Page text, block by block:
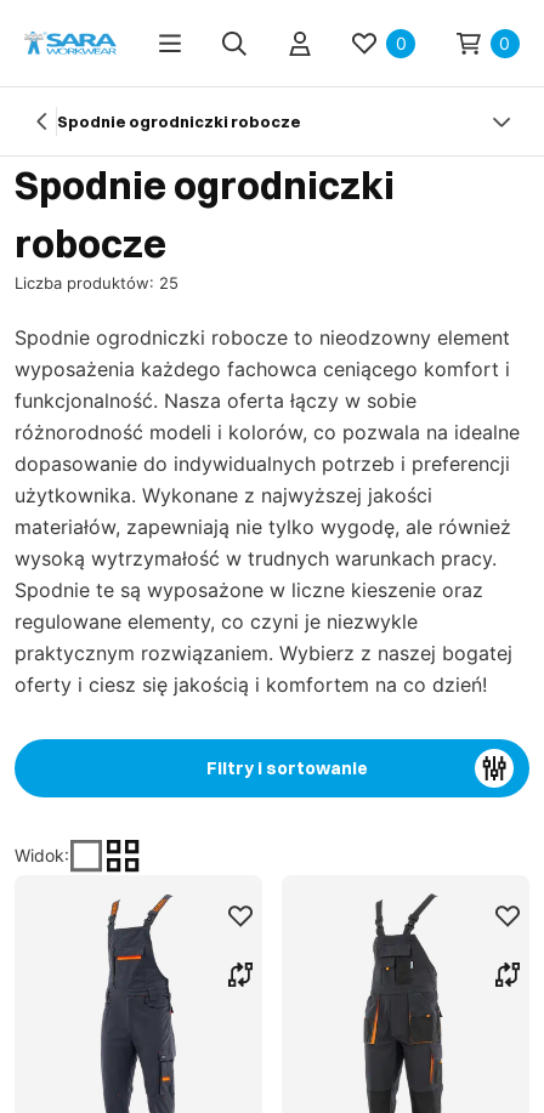
0 0
Spodnie ogrodniczki robocze
Spodnie ogrodniczki
robocze
Liczba produktów: 25
Spodnie ogrodniczki robocze to nieodzowny element
wyposażenia każdego fachowca ceniącego komfort i
funkcjonalność. Nasza oferta łączy w sobie
różnorodność modeli i kolorów, co pozwala na idealne
dopasowanie do indywidualnych potrzeb i preferencji
użytkownika. Wykonane z najwyższej jakości
materiałów, zapewniają nie tylko wygodę, ale również
wysoką wytrzymałość w trudnych warunkach pracy.
Spodnie te są wyposażone w liczne kieszenie oraz
regulowane elementy, co czyni je niezwykle
praktycznym rozwiązaniem. Wybierz z naszej bogatej
oferty i ciesz się jakością i komfortem na co dzień!
Filtry i sortowanie
Widok: